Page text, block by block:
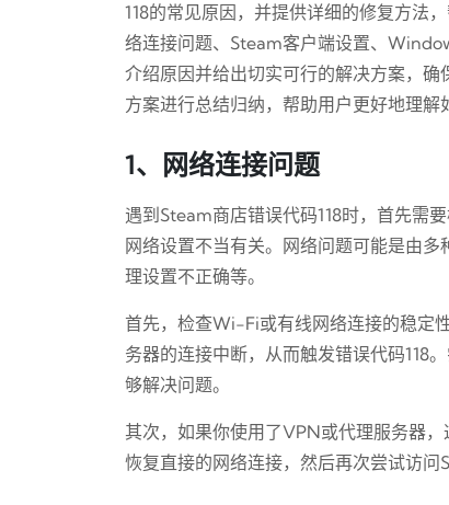
118的常见原因，并提供详细的修复方法
络连接问题、Steam客户端设置、
介绍原因并给出切实可行的解决方案，
方案进行总结归纳，帮助用户更好地理解
1、网络连接问题
遇到Steam商店错误代码118时，首先需
网络设置不当有关。网络问题可能是由
理设置不正确等。
首先，检查Wi-Fi或有线网络连接的稳定
务器的连接中断，从而触发错误代码118
够解决问题。
其次，如果你使用了VPN或代理服务器
恢复直接的网络连接，然后再次尝试访问